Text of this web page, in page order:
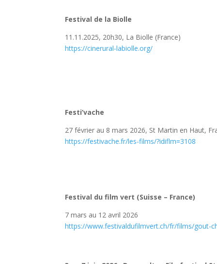
Festival de la Biolle
11.11.2025, 20h30, La Biolle (France)
https://cinerural-labiolle.org/
Festi’vache
27 février au 8 mars 2026, St Martin en Haut,
https://festivache.fr/les-films/?idiflm=3108
Festival du film vert (Suisse – France)
7 mars au 12 avril 2026
https://www.festivaldufilmvert.ch/fr/films/gout-